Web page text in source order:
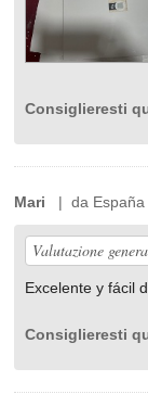
Consiglieresti
Mari | da
Valutazione
Excelente y fácil
Consiglieresti